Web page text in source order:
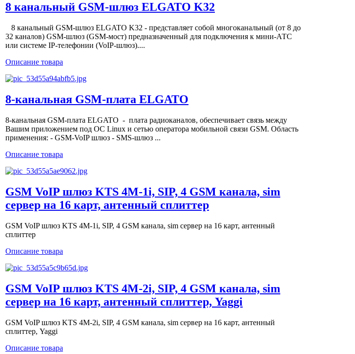
8 канальный GSM-шлюз ELGATO K32
8 канальный GSM-шлюз ELGATO K32 - представляет собой многоканальный (от 8 до
32 каналов) GSM-шлюз (GSM-мост) предназначенный для подключения к мини-АТС
или системе IP-телефонии (VoIP-шлюз)....
Описание товара
8-канальная GSM-плата ELGATO
8-канальная GSM-плата ELGATO - плата радиоканалов, обеспечивает связь между
Вашим приложением под OC Linux и сетью оператора мобильной связи GSM. Область
применения: - GSM-VoIP шлюз - SMS-шлюз ...
Описание товара
GSM VoIP шлюз KTS 4M-1i, SIP, 4 GSM канала, sim
сервер на 16 карт, антенный сплиттер
GSM VoIP шлюз KTS 4M-1i, SIP, 4 GSM канала, sim сервер на 16 карт, антенный
сплиттер
Описание товара
GSM VoIP шлюз KTS 4M-2i, SIP, 4 GSM канала, sim
сервер на 16 карт, антенный сплиттер, Yaggi
GSM VoIP шлюз KTS 4M-2i, SIP, 4 GSM канала, sim сервер на 16 карт, антенный
сплиттер, Yaggi
Описание товара